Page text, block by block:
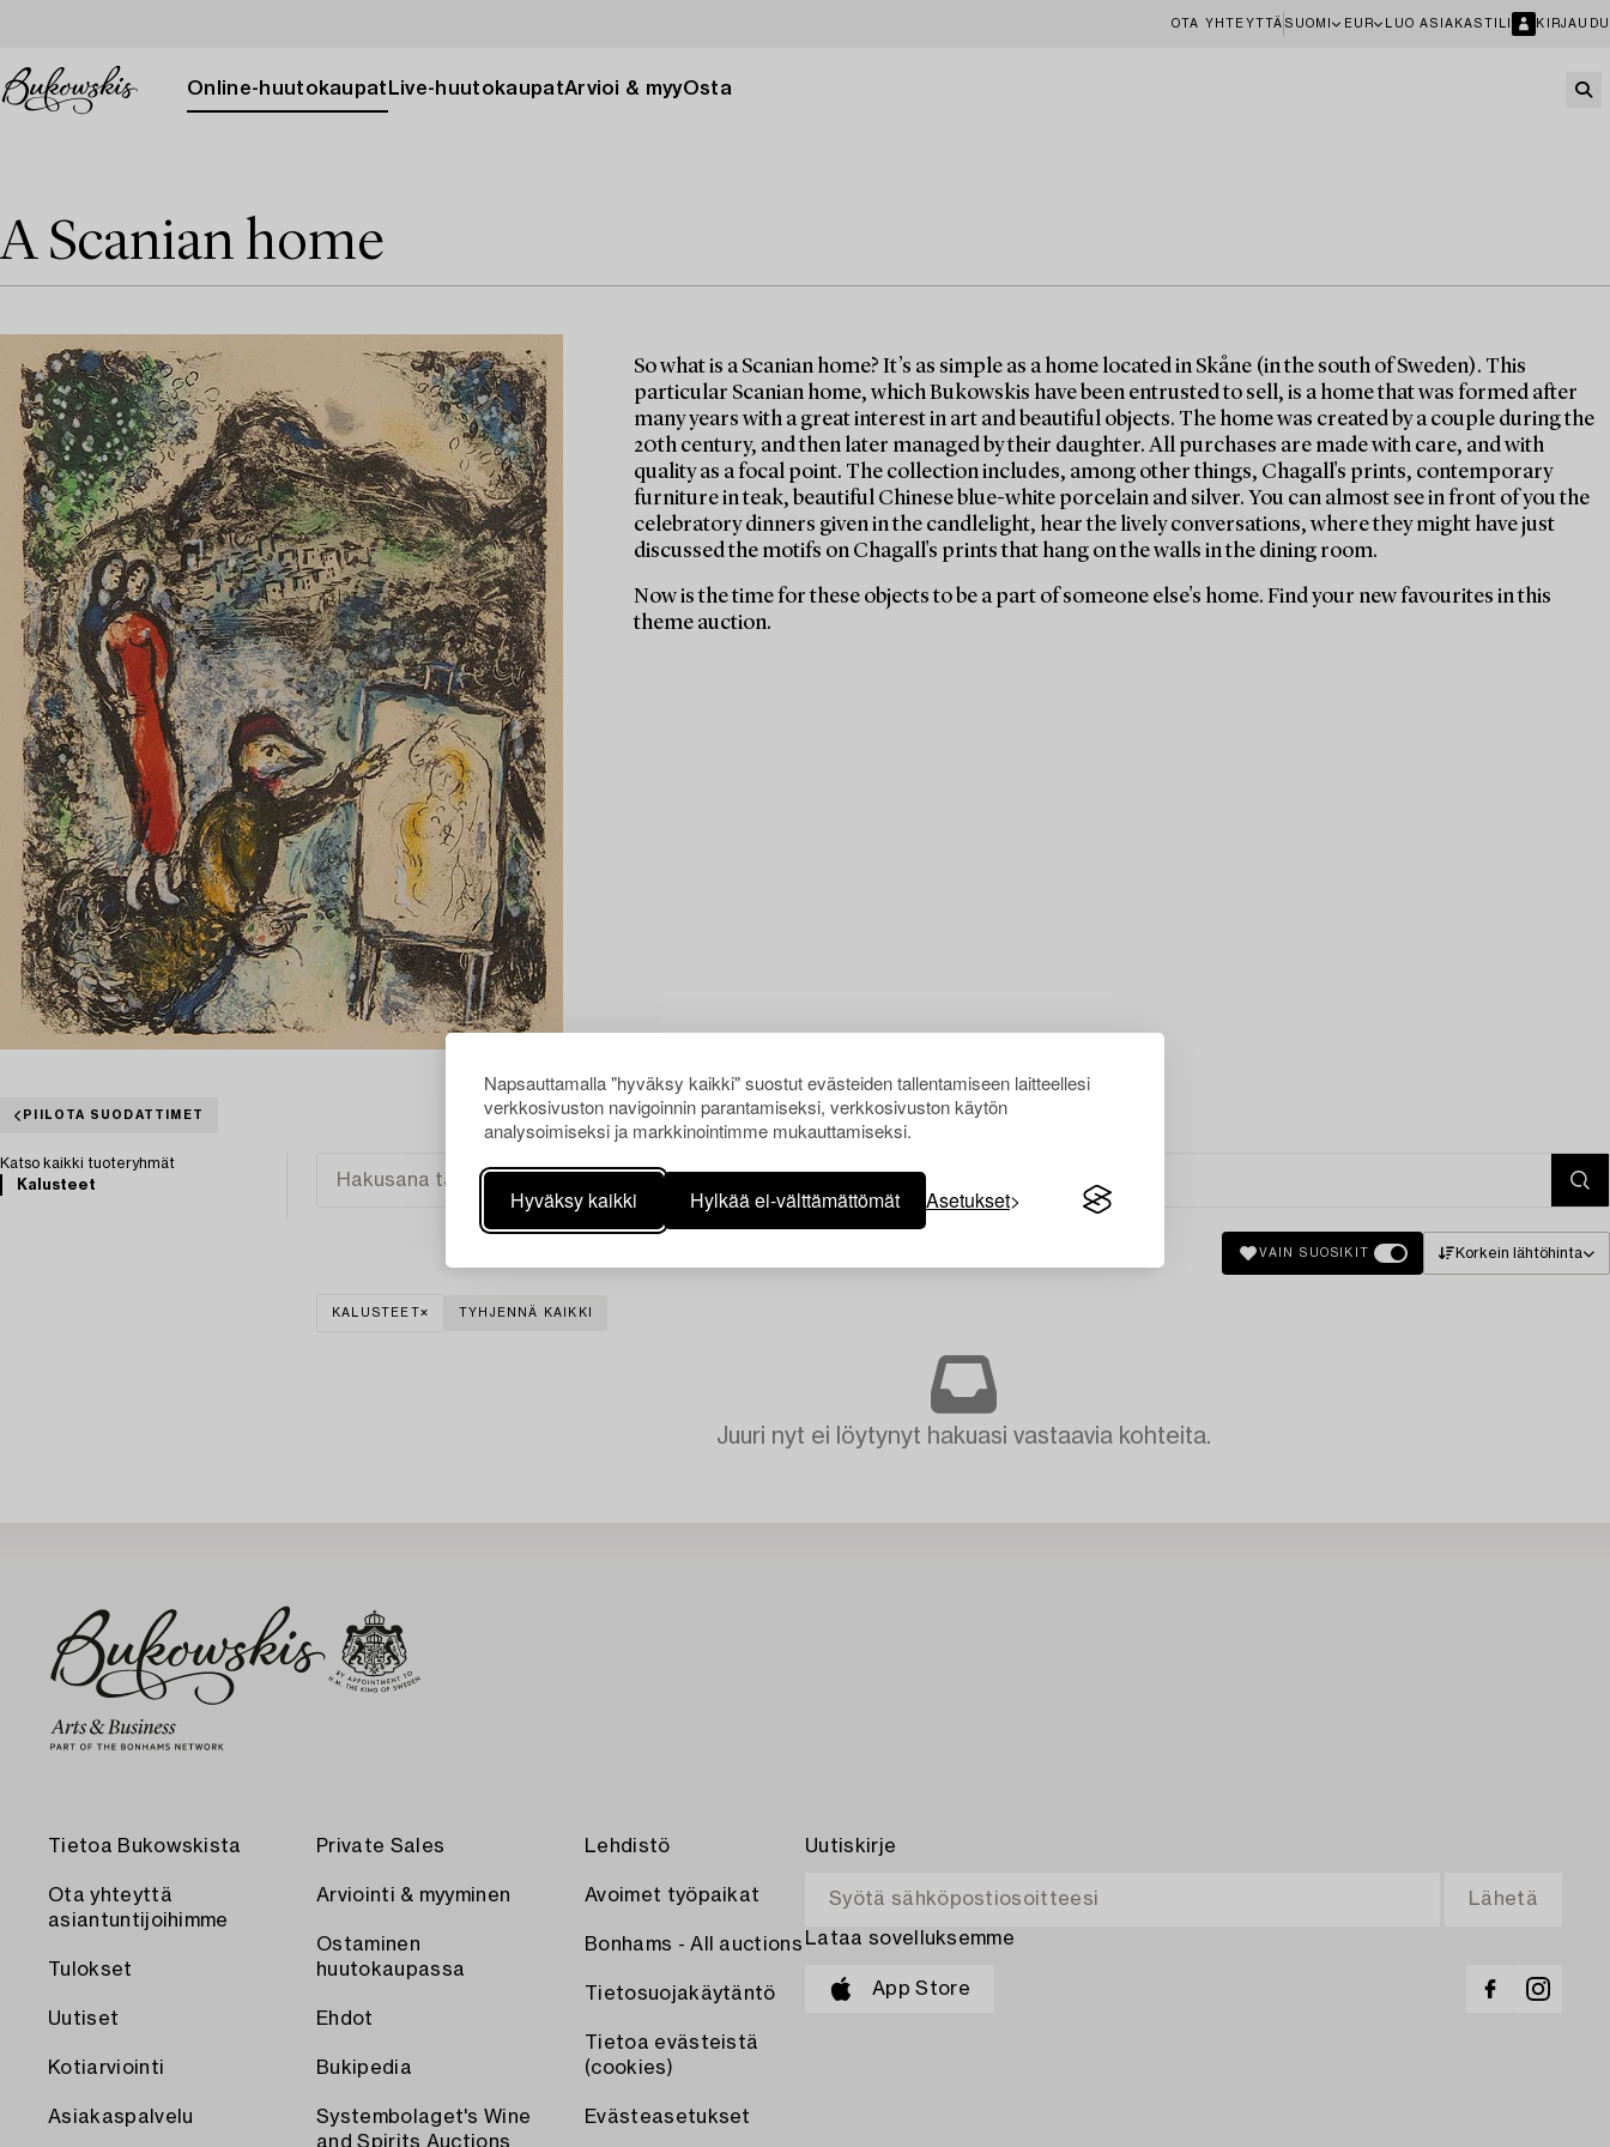
Napsauttamalla "hyväksy kaikki" suostut evästeiden tallentamiseen laitteellesi
verkkosivuston navigoinnin parantamiseksi, verkkosivuston käytön
analysoimiseksi ja markkinointimme mukauttamiseksi.
Hyväksy kaikki Hylkää ei-välttämättömät Asetukset
OTA YHTEYTTÄ SUOMI EUR LUO ASIAKASTILI KIRJAUDU
Online-huutokaupat Live-huutokaupatArvioi & myyOsta
A Scanian home
So what is a Scanian home? It’s as simple as a home located in Skåne (in the south of Sweden). This
particular Scanian home, which Bukowskis have been entrusted to sell, is a home that was formed after
many years with a great interest in art and beautiful objects. The home was created by a couple during the
20th century, and then later managed by their daughter. All purchases are made with care, and with
quality as a focal point. The collection includes, among other things, Chagall's prints, contemporary
furniture in teak, beautiful Chinese blue-white porcelain and silver. You can almost see in front of you the
celebratory dinners given in the candlelight, hear the lively conversations, where they might have just
discussed the motifs on Chagall's prints that hang on the walls in the dining room.
Now is the time for these objects to be a part of someone else's home. Find your new favourites in this
theme auction.
PIILOTA SUODATTIMET
Katso kaikki tuoteryhmät
Kalusteet
VAIN SUOSIKIT Korkein lähtöhinta
KALUSTEET TYHJENNÄ KAIKKI
Juuri nyt ei löytynyt hakuasi vastaavia kohteita.
Tietoa Bukowskista
Ota yhteyttä
asiantuntijoihimme
Tulokset
Uutiset
Kotiarviointi
Asiakaspalvelu
Private Sales
Arviointi & myyminen
Ostaminen
huutokaupassa
Ehdot
Bukipedia
Systembolaget's Wine
and Spirits Auctions
Lehdistö
Avoimet työpaikat
Bonhams - All auctions
Tietosuojakäytäntö
Tietoa evästeistä
(cookies)
Evästeasetukset
Uutiskirje
Lataa sovelluksemme
App Store